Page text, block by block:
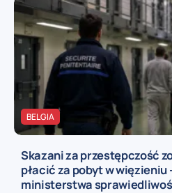
BELGIA
Skazani za przestępczość
płacić za pobyt w więzieniu
ministerstwa